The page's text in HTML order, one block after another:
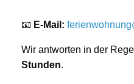
📧 E-Mail:
Wir antworten in der Regel
Stunden.